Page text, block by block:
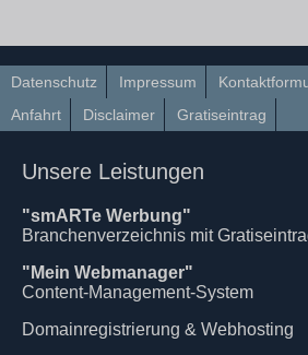
Datenschutz Impressum
Anfahrt
Disclaimer Gratiseintrag
Unsere Leistungen
"smARTe Werbung"
Branchenverzeichnis mit
"Mein Webmanager"
Content-Management-System
Domainregistrierung & Webhosting